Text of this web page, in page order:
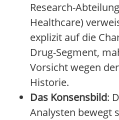
Research-
Healthcare)
explizit auf die
Drug-Segment,
Vorsicht wegen
Historie.
Das Konsensbild:
Analysten bewegt